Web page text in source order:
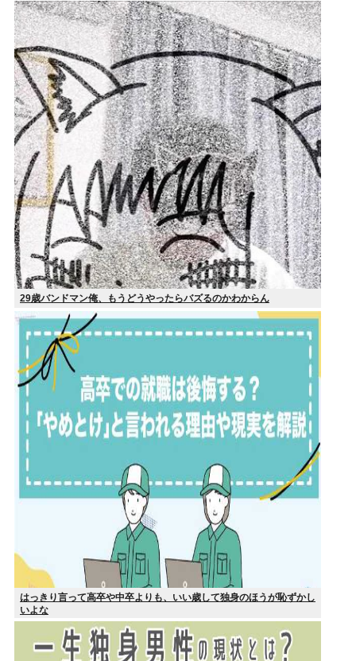
29歳バンドマン俺、もうどうやったらバズるのかわからん
はっきり言って高卒や中卒よりも、いい歳して独身のほうが恥ずかし
いよな